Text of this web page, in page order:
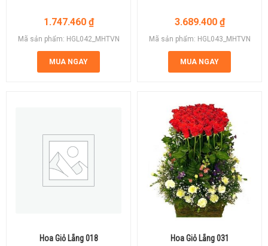
1.747.460 ₫
Mã sản phẩm: HGL042_MHTVN
MUA NGAY
3.689.400 ₫
Mã sản phẩm: HGL043_MHTVN
MUA NGAY
Hoa Giỏ Lẵng 018 Hoa Giỏ Lẵng 031